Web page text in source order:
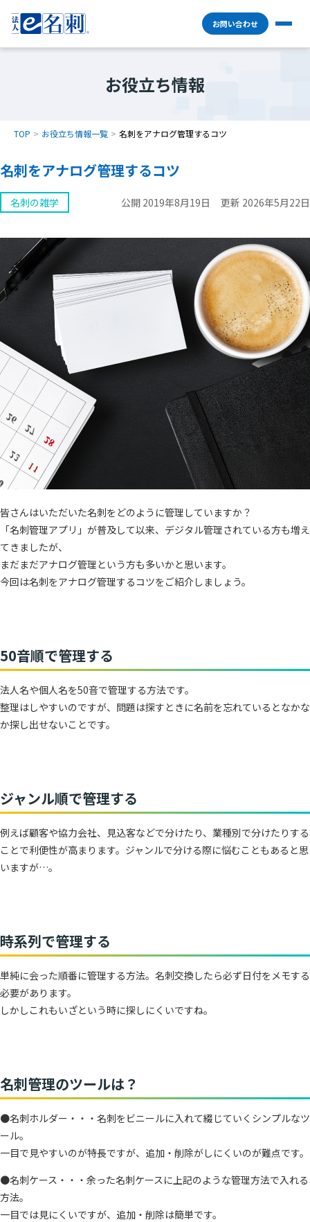
お問い合わせ
お役立ち情報
TOP お役立ち情報一覧 名刺をアナログ管理するコツ
名刺をアナログ管理するコツ
名刺の雑学 公開 2019年8月19日 更新 2026年5月22日
皆さんはいただいた名刺をどのように管理していますか？
「名刺管理アプリ」が普及して以来、デジタル管理されている方も増え
てきましたが、
まだまだアナログ管理という方も多いかと思います。
今回は名刺をアナログ管理するコツをご紹介しましょう。
50音順で管理する
法人名や個人名を50音で管理する方法です。
整理はしやすいのですが、問題は探すときに名前を忘れているとなかな
か探し出せないことです。
ジャンル順で管理する
例えば顧客や協力会社、見込客などで分けたり、業種別で分けたりする
ことで利便性が高まります。ジャンルで分ける際に悩むこともあると思
いますが…。
時系列で管理する
単純に会った順番に管理する方法。名刺交換したら必ず日付をメモする
必要があります。
しかしこれもいざという時に探しにくいですね。
名刺管理のツールは？
●名刺ホルダー・・・名刺をビニールに入れて綴じていくシンプルなツ
ール。
一目で見やすいのが特長ですが、追加・削除がしにくいのが難点です。
●名刺ケース・・・余った名刺ケースに上記のような管理方法で入れる
方法。
一目では見にくいですが、追加・削除は簡単です。